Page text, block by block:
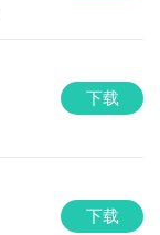
下载
下载